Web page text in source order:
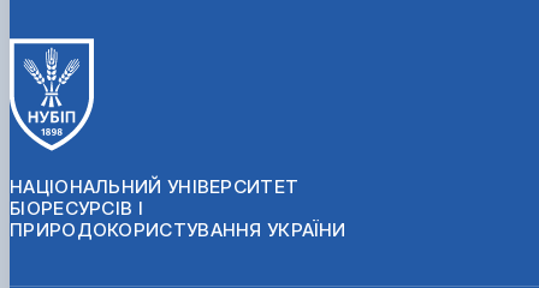
НАЦІОНАЛЬНИЙ УНІВЕРСИТЕТ
БІОРЕСУРСІВ І
ПРИРОДОКОРИСТУВАННЯ УКРАЇНИ